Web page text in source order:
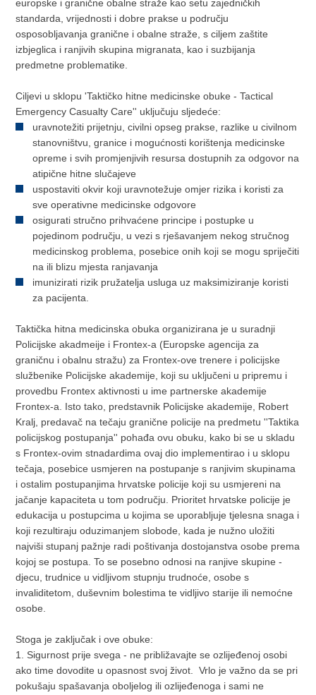
europske i granične obalne straže kao setu zajedničkih
standarda, vrijednosti i dobre prakse u području
osposobljavanja granične i obalne straže, s ciljem zaštite
izbjeglica i ranjivih skupina migranata, kao i suzbijanja
predmetne problematike.
Ciljevi u sklopu 'Taktičko hitne medicinske obuke - Tactical
Emergency Casualty Care'' uključuju sljedeće:
uravnotežiti prijetnju, civilni opseg prakse, razlike u civilnom
stanovništvu, granice i mogućnosti korištenja medicinske
opreme i svih promjenjivih resursa dostupnih za odgovor na
atipične hitne slučajeve
uspostaviti okvir koji uravnotežuje omjer rizika i koristi za
sve operativne medicinske odgovore
osigurati stručno prihvaćene principe i postupke u
pojedinom području, u vezi s rješavanjem nekog stručnog
medicinskog problema, posebice onih koji se mogu spriječiti
na ili blizu mjesta ranjavanja
imunizirati rizik pružatelja usluga uz maksimiziranje koristi
za pacijenta.
Taktička hitna medicinska obuka organizirana je u suradnji
Policijske akadmeije i Frontex-a (Europske agencija za
graničnu i obalnu stražu) za Frontex-ove trenere i policijske
službenike Policijske akademije, koji su uključeni u pripremu i
provedbu Frontex aktivnosti u ime partnerske akademije
Frontex-a. Isto tako, predstavnik Policijske akademije, Robert
Kralj, predavač na tečaju granične policije na predmetu ''Taktika
policijskog postupanja'' pohađa ovu obuku, kako bi se u skladu
s Frontex-ovim stnadardima ovaj dio implementirao i u sklopu
tečaja, posebice usmjeren na postupanje s ranjivim skupinama
i ostalim postupanjima hrvatske policije koji su usmjereni na
jačanje kapaciteta u tom području. Prioritet hrvatske policije je
edukacija u postupcima u kojima se uporabljuje tjelesna snaga i
koji rezultiraju oduzimanjem slobode, kada je nužno uložiti
najviši stupanj pažnje radi poštivanja dostojanstva osobe prema
kojoj se postupa. To se posebno odnosi na ranjive skupine -
djecu, trudnice u vidljivom stupnju trudnoće, osobe s
invaliditetom, duševnim bolestima te vidljivo starije ili nemoćne
osobe.
Stoga je zaključak i ove obuke:
1. Sigurnost prije svega - ne približavajte se ozlijeđenoj osobi
ako time dovodite u opasnost svoj život. Vrlo je važno da se pri
pokušaju spašavanja oboljelog ili ozlijeđenoga i sami ne